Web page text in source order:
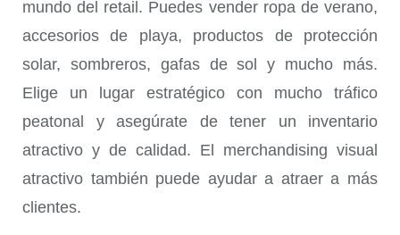
mundo del retail. Puedes vender ropa de verano,
accesorios de playa, productos de protección
solar, sombreros, gafas de sol y mucho más.
Elige un lugar estratégico con mucho tráfico
peatonal y asegúrate de tener un inventario
atractivo y de calidad. El merchandising visual
atractivo también puede ayudar a atraer a más
clientes.